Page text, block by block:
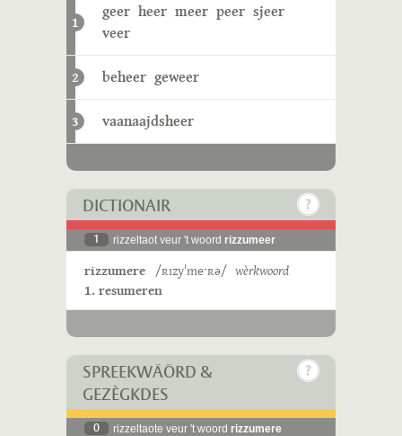
1
geer heer meer peer sjeer
veer
2 beheer geweer
3 vaanaajdsheer
DICTIONAIR
1 rizzeltaot veur 't woord rizzumeer
rizzumere /ʀɪzyˈmeˑʀə/ wèrkwoord
1. resumeren
SPREEKWÄÖRD &
GEZÈGKDES
0 rizzeltaote veur 't woord rizzumere